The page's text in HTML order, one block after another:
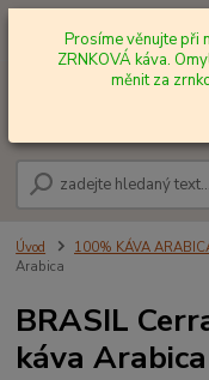
+420 602 577 209
Úvod 100% KÁVA
Arabica
BRASIL
káva Arabica
Prosíme věnujte při
ZRNKOVÁ káva.
měnit za